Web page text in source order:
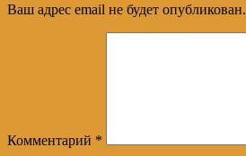
Ваш адрес email не будет опубликован.
Комментарий *